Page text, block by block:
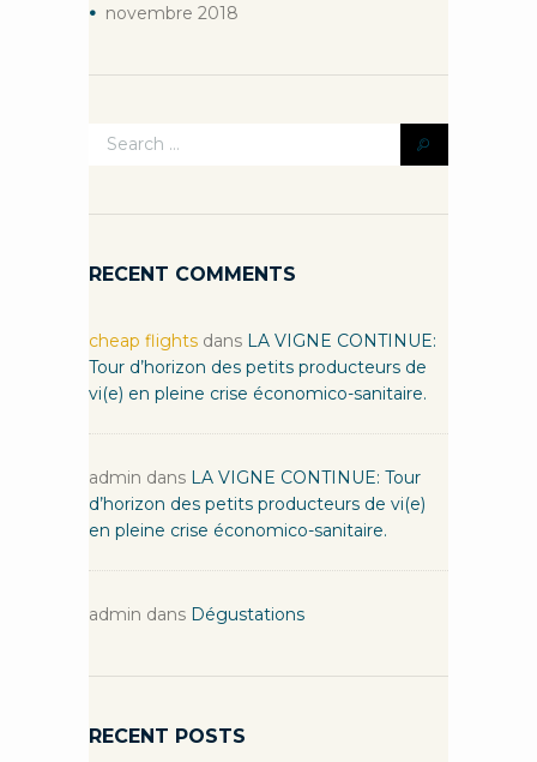
novembre 2018
RECENT COMMENTS
cheap flights dans LA VIGNE CONTINUE:
Tour d’horizon des petits producteurs de
vi(e) en pleine crise économico-sanitaire.
admin dans LA VIGNE CONTINUE: Tour
d’horizon des petits producteurs de vi(e)
en pleine crise économico-sanitaire.
admin dans Dégustations
RECENT POSTS